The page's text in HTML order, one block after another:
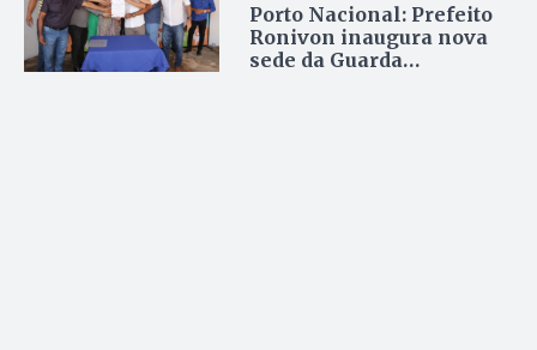
Porto Nacional: Prefeito
Ronivon inaugura nova
sede da Guarda